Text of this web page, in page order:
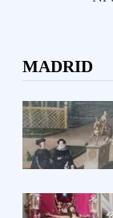
MADRID